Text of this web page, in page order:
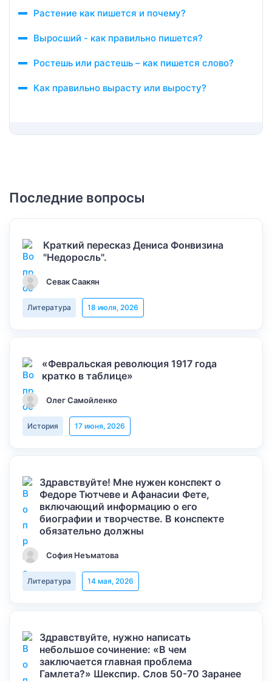
Растение как пишется и почему?
Выросший - как правильно пишется?
Ростешь или растешь – как пишется слово?
Как правильно вырасту или выросту?
Последние вопросы
Краткий пересказ Дениса Фонвизина
"Недоросль".
Севак Саакян
Литература 18 июля, 2026
«Февральская революция 1917 года
кратко в таблице»
Олег Самойленко
История 17 июня, 2026
Здравствуйте! Мне нужен конспект о
Федоре Тютчеве и Афанасии Фете,
включающий информацию о его
биографии и творчестве. В конспекте
обязательно должны
София Неъматова
Литература 14 мая, 2026
Здравствуйте, нужно написать
небольшое сочинение: «В чем
заключается главная проблема
Гамлета?» Шекспир. Слов 50-70 Заранее